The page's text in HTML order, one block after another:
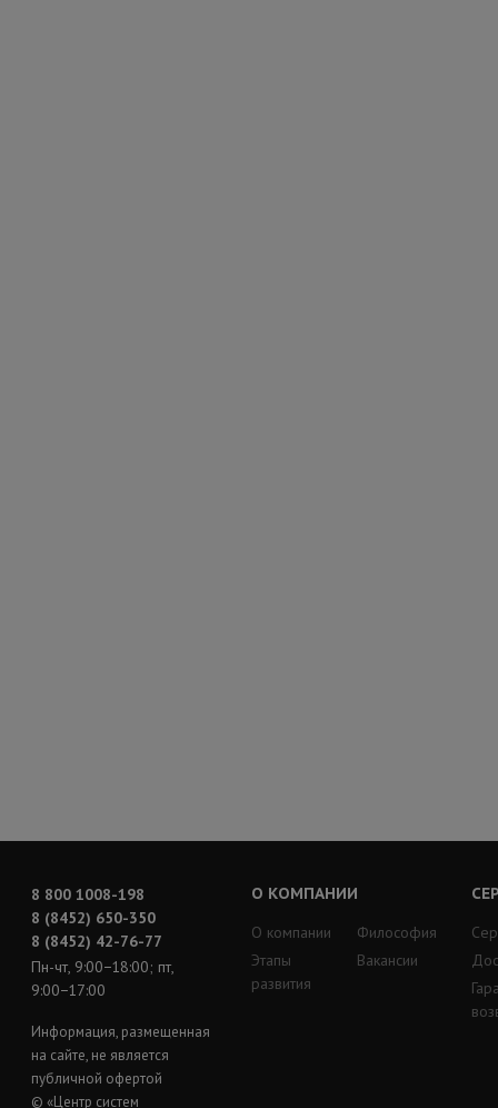
8 800 1008-198
8 (8452) 650-350
8 (8452) 42-76-77
Пн-чт, 9:00−18:00; пт,
9:00−17:00
Информация, размещенная
на сайте, не является
публичной офертой
© «Центр систем
О КОМПАНИИ
О компании
Этапы
развития
Философия
Вакансии